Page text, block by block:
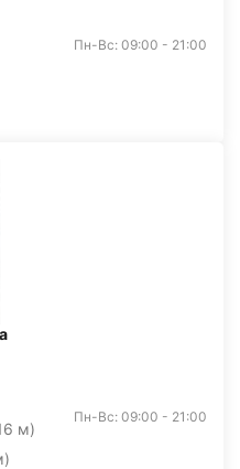
Пн-Вс: 09:00 - 21:00
м)
Пн-Вс: 09:00 - 21:00